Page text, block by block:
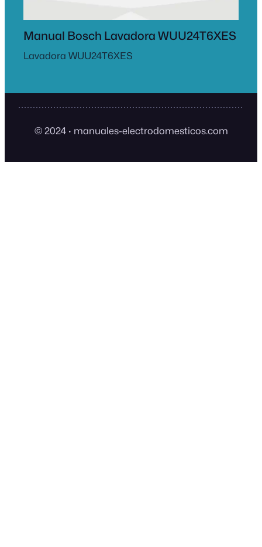
Manual Bosch Lavadora WUU24T6XES
Lavadora WUU24T6XES
© 2024 · manuales-electrodomesticos.com